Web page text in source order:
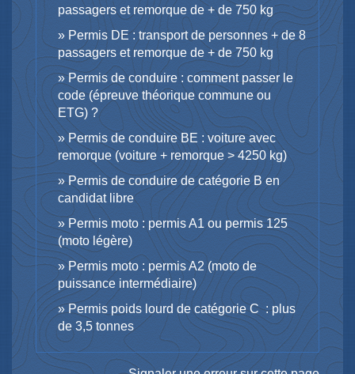
passagers et remorque de + de 750 kg
Permis DE : transport de personnes + de 8
passagers et remorque de + de 750 kg
Permis de conduire : comment passer le
code (épreuve théorique commune ou
ETG) ?
Permis de conduire BE : voiture avec
remorque (voiture + remorque > 4250 kg)
Permis de conduire de catégorie B en
candidat libre
Permis moto : permis A1 ou permis 125
(moto légère)
Permis moto : permis A2 (moto de
puissance intermédiaire)
Permis poids lourd de catégorie C : plus
de 3,5 tonnes